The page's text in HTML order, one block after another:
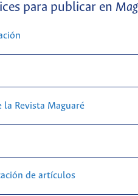
para publicar en
la Revista Maguaré
de artículos